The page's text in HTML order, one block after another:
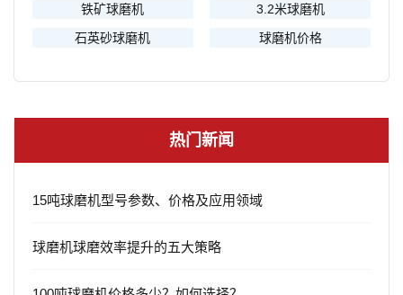
铁矿球磨机
3.2米球磨机
石英砂球磨机
球磨机价格
热门新闻
15吨球磨机型号参数、价格及应用领域
球磨机球磨效率提升的五大策略